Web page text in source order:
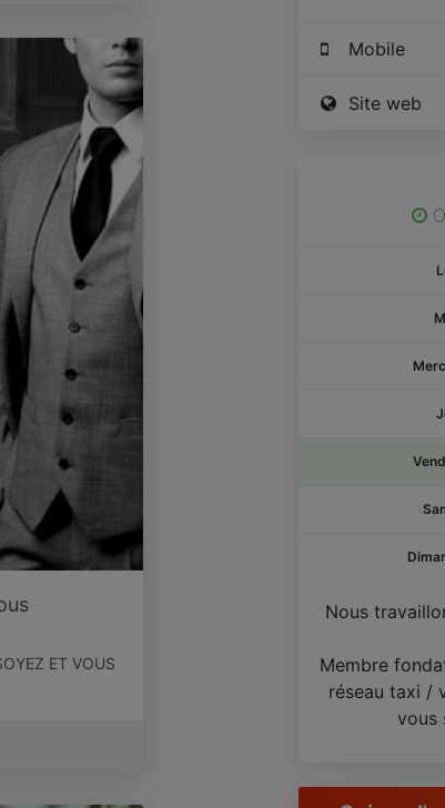
ET VOUS
Mobile
Site web
Nous
Membre
réseau taxi /
vous